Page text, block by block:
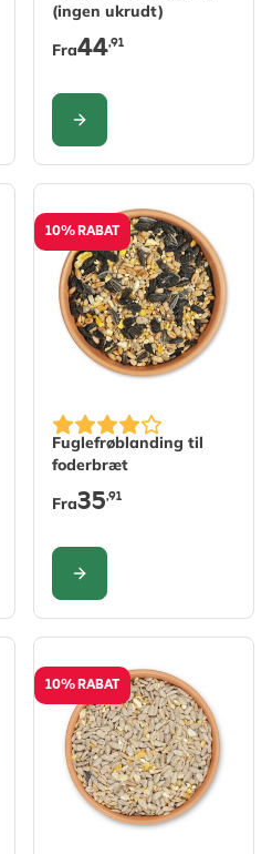
(ingen ukrudt)
Fra44,91
KONFIGURER
10% RABAT
Fuglefrøblanding til
foderbræt
The price depends on the
Fra35,91
KONFIGURER
10% RABAT